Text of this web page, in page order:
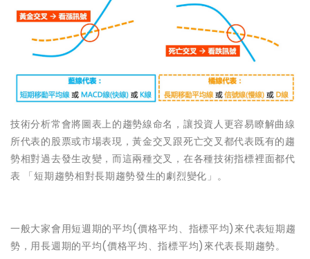
技術分析常會將圖表上的趨勢線命名，讓投資人更容易瞭解曲線
所代表的股票或市場表現，黃金交叉跟死亡交叉都代表既有的趨
勢相對過去發生改變，而這兩種交叉，在各種技術指標裡面都代
表 「短期趨勢相對長期趨勢發生的劇烈變化」。
一般大家會用短週期的平均(價格平均、指標平均)來代表短期趨
勢，用長週期的平均(價格平均、指標平均)來代表長期趨勢。